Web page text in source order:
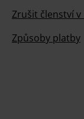
Zrušit členství v
Způsoby platby